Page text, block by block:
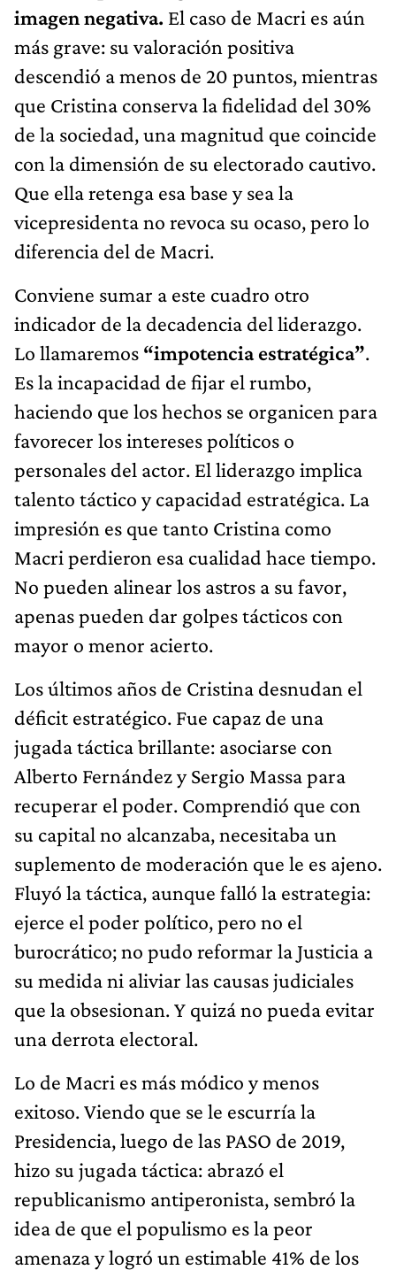
imagen negativa. El caso de Macri es aún
más grave: su valoración positiva
descendió a menos de 20 puntos, mientras
que Cristina conserva la fidelidad del 30%
de la sociedad, una magnitud que coincide
con la dimensión de su electorado cautivo.
Que ella retenga esa base y sea la
vicepresidenta no revoca su ocaso, pero lo
diferencia del de Macri.
Conviene sumar a este cuadro otro
indicador de la decadencia del liderazgo.
Lo llamaremos “impotencia estratégica”.
Es la incapacidad de fijar el rumbo,
haciendo que los hechos se organicen para
favorecer los intereses políticos o
personales del actor. El liderazgo implica
talento táctico y capacidad estratégica. La
impresión es que tanto Cristina como
Macri perdieron esa cualidad hace tiempo.
No pueden alinear los astros a su favor,
apenas pueden dar golpes tácticos con
mayor o menor acierto.
Los últimos años de Cristina desnudan el
déficit estratégico. Fue capaz de una
jugada táctica brillante: asociarse con
Alberto Fernández y Sergio Massa para
recuperar el poder. Comprendió que con
su capital no alcanzaba, necesitaba un
suplemento de moderación que le es ajeno.
Fluyó la táctica, aunque falló la estrategia:
ejerce el poder político, pero no el
burocrático; no pudo reformar la Justicia a
su medida ni aliviar las causas judiciales
que la obsesionan. Y quizá no pueda evitar
una derrota electoral.
Lo de Macri es más módico y menos
exitoso. Viendo que se le escurría la
Presidencia, luego de las PASO de 2019,
hizo su jugada táctica: abrazó el
republicanismo antiperonista, sembró la
idea de que el populismo es la peor
amenaza y logró un estimable 41% de los